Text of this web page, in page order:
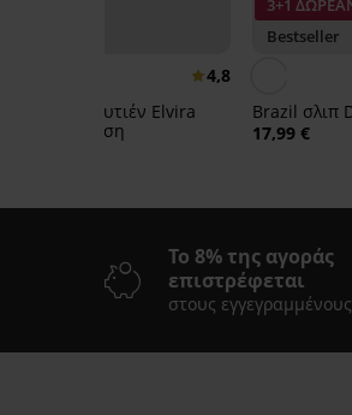
4,8
σουτιέν Elvira
ενίσχυση
3+1
Bestseller
Brazil σλιπ
17,99 €
Το 8% της αγοράς
επιστρέφεται
στους